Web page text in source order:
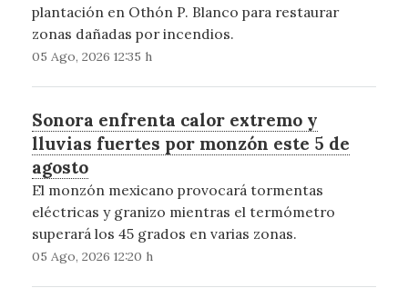
plantación en Othón P. Blanco para restaurar
zonas dañadas por incendios.
05 Ago, 2026 12:35 h
Sonora enfrenta calor extremo y
lluvias fuertes por monzón este 5 de
agosto
El monzón mexicano provocará tormentas
eléctricas y granizo mientras el termómetro
superará los 45 grados en varias zonas.
05 Ago, 2026 12:20 h